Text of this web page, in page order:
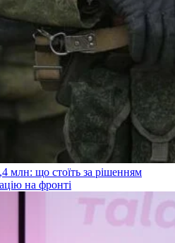
млн: що стоїть за рішенням
на фронті